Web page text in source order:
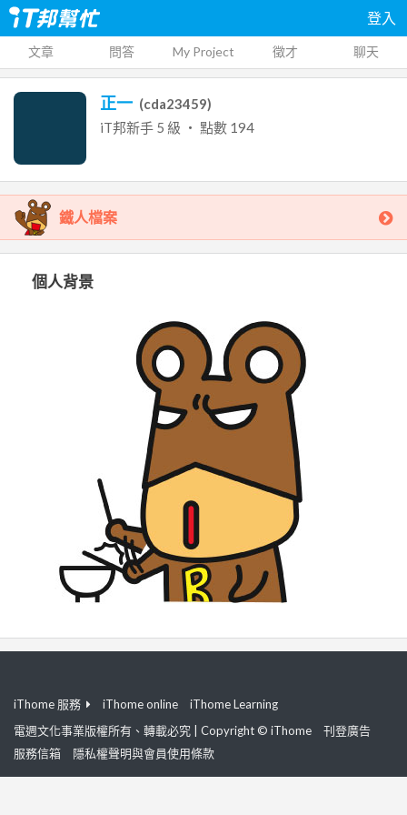
登入
文章 問答 My Project 徵才 聊天
正一 (cda23459)
iT邦新手 5 級 ‧ 點數 194
鐵人檔案
個人背景
iThome 服務 iThome online
iThome Learning
電週文化事業版權所有、轉載必究 | Copyright © iThome
刊登廣告
服務信箱
隱私權聲明與會員使用條款